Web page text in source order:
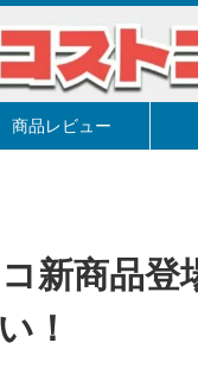
商品レビュー
新商品登
！